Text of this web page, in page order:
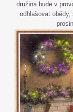
družina bude v
odhlašovat